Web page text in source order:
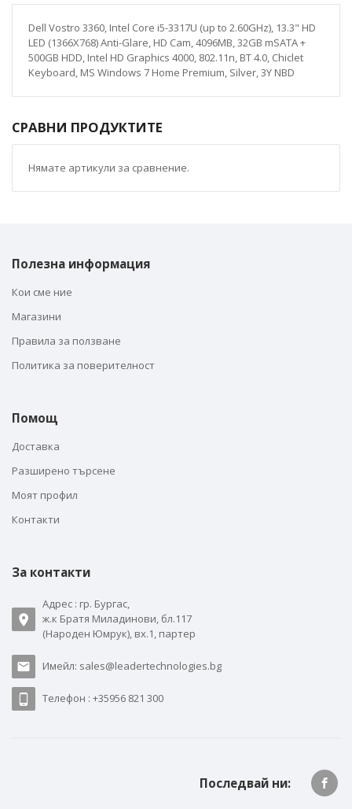
Dell Vostro 3360, Intel Core i5-3317U (up to 2.60GHz), 13.3" HD
LED (1366X768) Anti-Glare, HD Cam, 4096MB, 32GB mSATA +
500GB HDD, Intel HD Graphics 4000, 802.11n, BT 4.0, Chiclet
Keyboard, MS Windows 7 Home Premium, Silver, 3Y NBD
СРАВНИ ПРОДУКТИТЕ
Нямате артикули за сравнение.
Полезна информация
Кои сме ние
Магазини
Правила за ползване
Политика за поверителност
Помощ
Доставка
Разширено търсене
Моят профил
Контакти
За контакти
Адрес : гр. Бургас,
ж.к Братя Миладинови, бл.117
(Народен Юмрук), вх.1, партер
Имейл: sales@leadertechnologies.bg
Телефон : +35956 821 300
Последвай ни: